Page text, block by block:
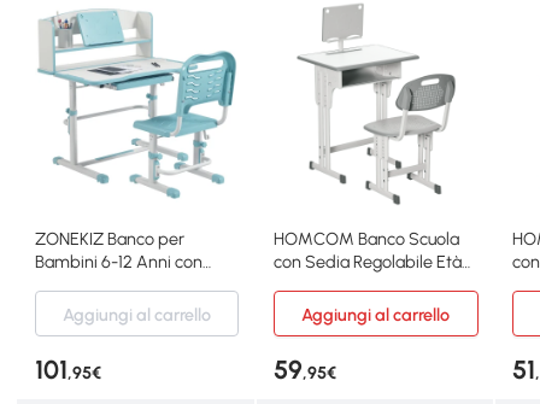
ZONEKIZ Banco per
Bambini 6-12 Anni con
HOMCOM Banco Scuola
con Sedia Regolabile Età
Aggiungi al carrello
Aggiungi al carrello
101,95€ 59,95€ 51